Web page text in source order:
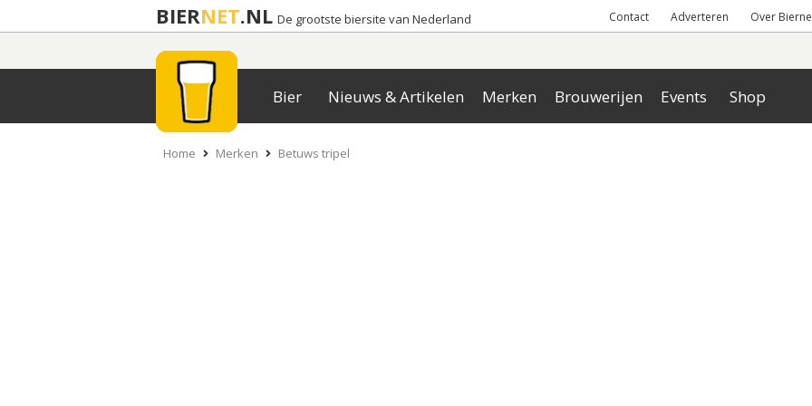
BIERNET.NL De grootste biersite van Nederland Contact Adverteren Over
Bier Nieuws & Artikelen Merken Brouwerijen Events Shop
Home Merken Betuws tripel